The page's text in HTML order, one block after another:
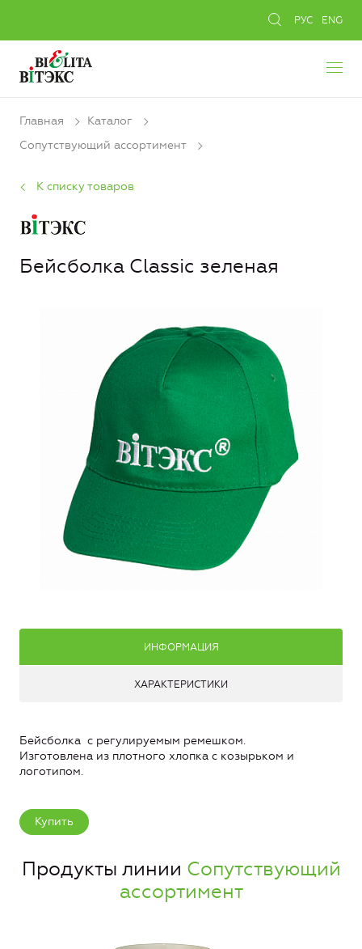
РУС ENG
Главная
Каталог
Сопутствующий ассортимент
К списку товаров
Бейсболка Classic зеленая
ИНФОРМАЦИЯ
ХАРАКТЕРИСТИКИ
Бейсболка с регулируемым ремешком.
Изготовлена из плотного хлопка с козырьком и
логотипом.
Купить
Продукты линии Сопутствующий
ассортимент